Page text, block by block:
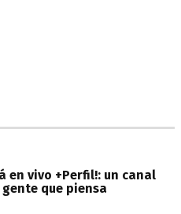
en vivo +Perfil!: un canal
gente que piensa